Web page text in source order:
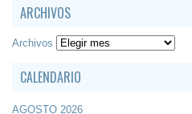
ARCHIVOS
Archivos
CALENDARIO
AGOSTO 2026